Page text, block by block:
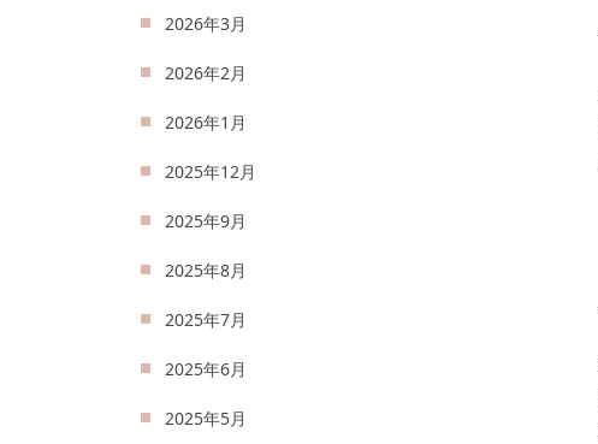
2026年3月
2026年2月
2026年1月
2025年12月
2025年9月
2025年8月
2025年7月
2025年6月
2025年5月